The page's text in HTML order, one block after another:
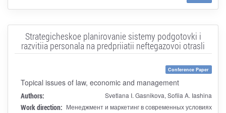
Strategicheskoe planirovanie sistemy podgotovki i
razvitiia personala na predpriiatii neftegazovoi otrasli
Conference Paper
Topical issues of law, economic and management
Authors: Svetlana I. Gasnikova, Sofiia A. Iashina
Work direction: Менеджмент и маркетинг в современных условиях